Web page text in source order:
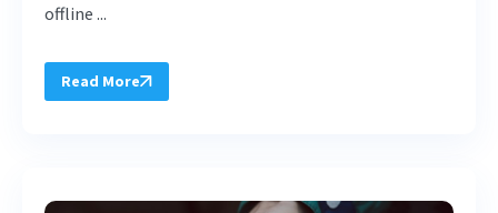
offline ...
Read More